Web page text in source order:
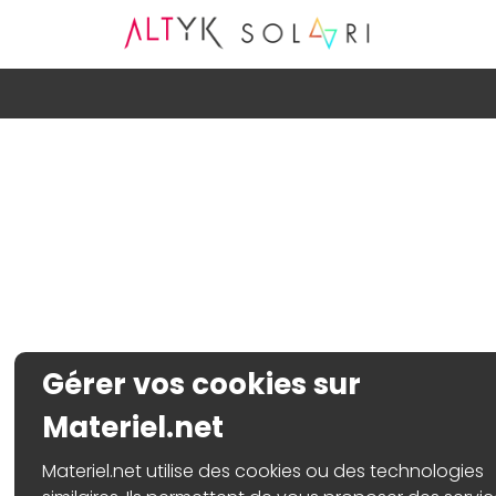
Gérer vos cookies sur
Materiel.net
Materiel.net utilise des cookies ou des technologies